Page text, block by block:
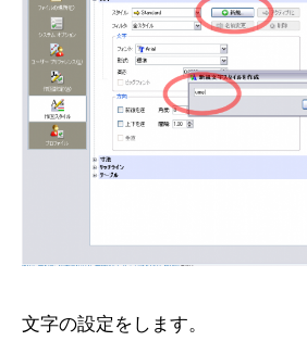
文字の設定をします。